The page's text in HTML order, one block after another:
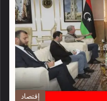
إقتصاد